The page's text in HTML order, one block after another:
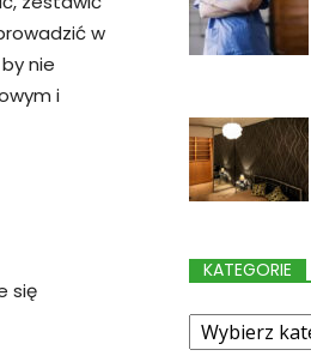
w
nie
i
się
KATEGORIE
Kategorie